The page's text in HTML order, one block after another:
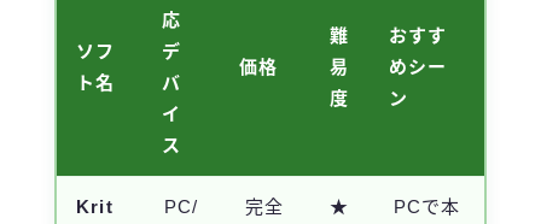
ソフ
ト名
応
デ
バ
イ
ス
価格
難
易
度
おすす
めシー
ン
Krit
PC/
完全
★
PCで本